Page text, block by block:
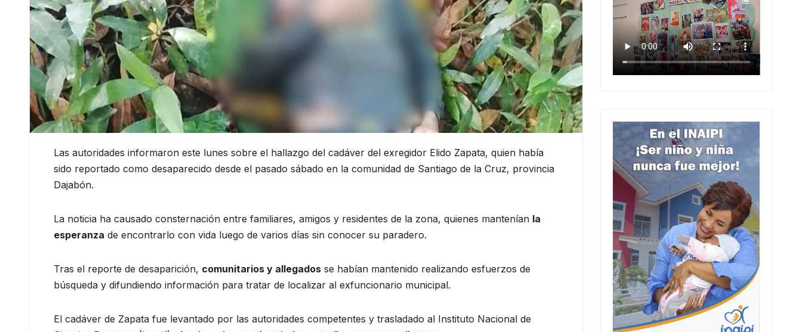
Las autoridades informaron este lunes sobre el hallazgo del cadáver del exregidor Elido Zapata, quien había
sido reportado como desaparecido desde el pasado sábado en la comunidad de Santiago de la Cruz, provincia
Dajabón.
La noticia ha causado consternación entre familiares, amigos y residentes de la zona, quienes mantenían la
esperanza de encontrarlo con vida luego de varios días sin conocer su paradero.
Tras el reporte de desaparición, comunitarios y allegados se habían mantenido realizando esfuerzos de
búsqueda y difundiendo información para tratar de localizar al exfuncionario municipal.
El cadáver de Zapata fue levantado por las autoridades competentes y trasladado al Instituto Nacional de